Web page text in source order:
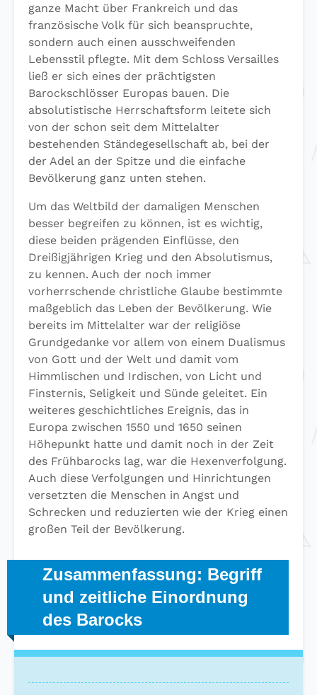
ganze Macht über Frankreich und das
französische Volk für sich beanspruchte,
sondern auch einen ausschweifenden
Lebensstil pflegte. Mit dem Schloss Versailles
ließ er sich eines der prächtigsten
Barockschlösser Europas bauen. Die
absolutistische Herrschaftsform leitete sich
von der schon seit dem Mittelalter
bestehenden Ständegesellschaft ab, bei der
der Adel an der Spitze und die einfache
Bevölkerung ganz unten stehen.
Um das Weltbild der damaligen Menschen
besser begreifen zu können, ist es wichtig,
diese beiden prägenden Einflüsse, den
Dreißigjährigen Krieg und den Absolutismus,
zu kennen. Auch der noch immer
vorherrschende christliche Glaube bestimmte
maßgeblich das Leben der Bevölkerung. Wie
bereits im Mittelalter war der religiöse
Grundgedanke vor allem von einem Dualismus
von Gott und der Welt und damit vom
Himmlischen und Irdischen, von Licht und
Finsternis, Seligkeit und Sünde geleitet. Ein
weiteres geschichtliches Ereignis, das in
Europa zwischen 1550 und 1650 seinen
Höhepunkt hatte und damit noch in der Zeit
des Frühbarocks lag, war die Hexenverfolgung.
Auch diese Verfolgungen und Hinrichtungen
versetzten die Menschen in Angst und
Schrecken und reduzierten wie der Krieg einen
großen Teil der Bevölkerung.
Zusammenfassung: Begriff
und zeitliche Einordnung
des Barocks